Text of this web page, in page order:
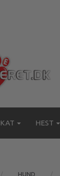
KAT HEST
HUND